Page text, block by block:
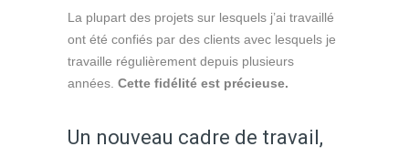
La plupart des projets sur lesquels j’ai travaillé
ont été confiés par des clients avec lesquels je
travaille régulièrement depuis plusieurs
années. Cette fidélité est précieuse.
Un nouveau cadre de travail,